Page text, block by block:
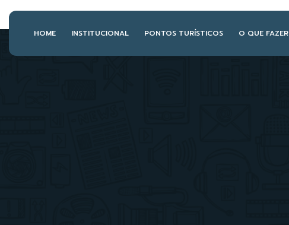
HOME INSTITUCIONAL PONTOS TURÍSTICOS O QUE FAZER